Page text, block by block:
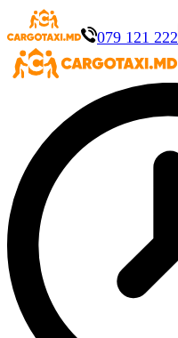
079 121 222